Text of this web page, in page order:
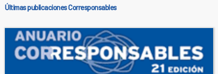
Últimas publicaciones Corresponsables